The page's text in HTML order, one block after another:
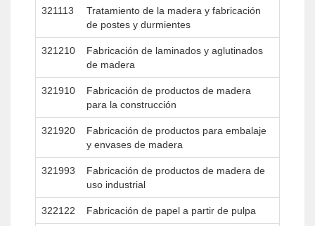
321113
Tratamiento de la madera y fabricación
de postes y durmientes
321210
Fabricación de laminados y aglutinados
de madera
321910
Fabricación de productos de madera
para la construcción
321920
Fabricación de productos para embalaje
y envases de madera
321993
Fabricación de productos de madera de
uso industrial
322122 Fabricación de papel a partir de pulpa